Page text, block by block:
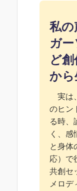
私の
ガ
ど
か
実は
のヒン
る時、
く、感
と身体
応）で
共創セ
メロデ